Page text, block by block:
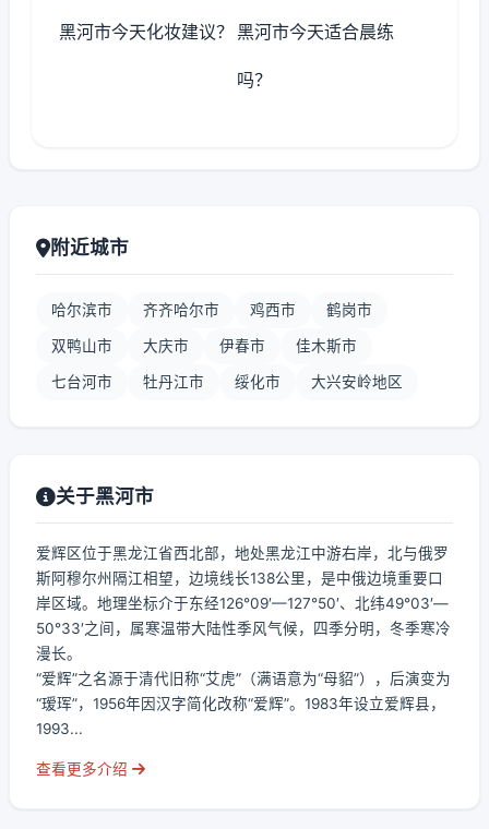
黑河市今天化妆建议？ 黑河市今天适合晨练
吗？
附近城市
哈尔滨市 齐齐哈尔市 鸡西市 鹤岗市
双鸭山市 大庆市 伊春市 佳木斯市
七台河市 牡丹江市 绥化市 大兴安岭地区
关于黑河市
爱辉区位于黑龙江省西北部，地处黑龙江中游右岸，北与俄罗
斯阿穆尔州隔江相望，边境线长138公里，是中俄边境重要口
岸区域。地理坐标介于东经126°09′—127°50′、北纬49°03′—
50°33′之间，属寒温带大陆性季风气候，四季分明，冬季寒冷
漫长。
“爱辉”之名源于清代旧称“艾虎”（满语意为“母貂”），后演变为
“瑷珲”，1956年因汉字简化改称“爱辉”。1983年设立爱辉县，
1993...
查看更多介绍